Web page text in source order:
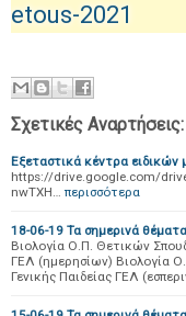
etous-2021
Σχετικές Αναρτήσεις:
Εξεταστικά κέντρα
https://drive.google.com/
nwTXH… περισσότερα
18-06-19 Τα σημερινά
Βιολογία Ο.Π. Θετικών
ΓΕΛ (ημερησίων) Βιολογία
Γενικής Παιδείας ΓΕΛ